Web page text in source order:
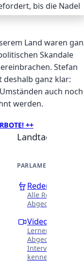
Landtag
Reden
Alle Reden
Abgeordneten.
Videothek
Lernen Sie
Abgeordneten in
Interviews näher
kennen.
bis die Nadel
Land waren
Skandale
Stefan
deshalb ganz klar:
auch noch
werden.
++